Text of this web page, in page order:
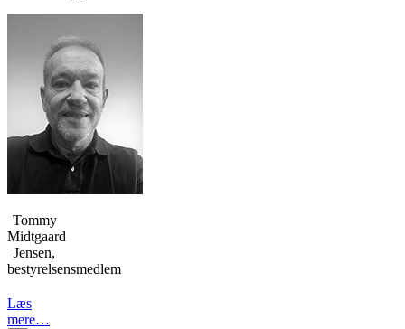
Tommy
Midtgaard
Jensen,
bestyrelsensmedlem
Læs
mere…